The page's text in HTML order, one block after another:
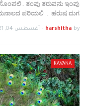
ತಂಪು ತರುವನು ಇಂಪು
ಪರಿಯಲಿ ... ಹರುಷ ದುಗ…
by
harshitha
- أغسطس 04, 2021
KAVANA